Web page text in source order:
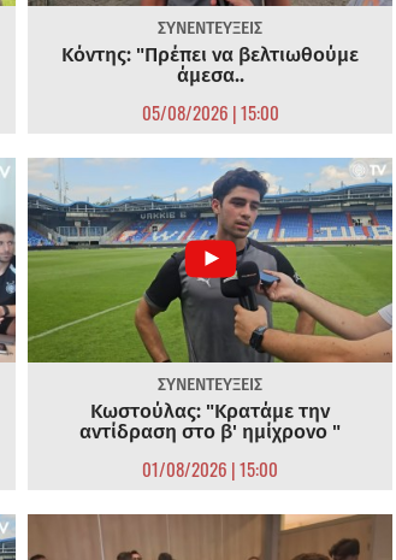
ΣΥΝΕΝΤΕΥΞΕΙΣ
Κόντης: "Πρέπει να βελτιωθούμε
άμεσα..
05/08/2026 | 15:00
ΣΥΝΕΝΤΕΥΞΕΙΣ
Κωστούλας: "Κρατάμε την
αντίδραση στο β' ημίχρονο "
01/08/2026 | 15:00